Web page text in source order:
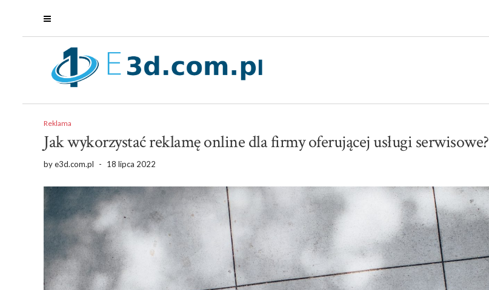
Reklama
Jak wykorzystać reklamę online dla firmy oferującej usługi serwisowe?
bye3d.com.pl - 18 lipca 2022